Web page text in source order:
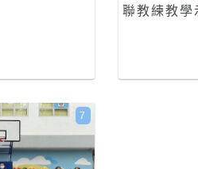
聯教練教學
7